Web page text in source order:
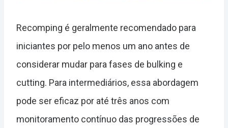
Recomping é geralmente recomendado para
iniciantes por pelo menos um ano antes de
considerar mudar para fases de bulking e
cutting. Para intermediários, essa abordagem
pode ser eficaz por até três anos com
monitoramento contínuo das progressões de